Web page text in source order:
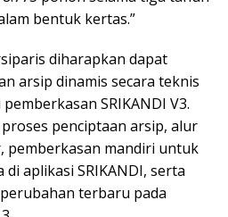
bentuk kertas.”
diharapkan dapat
arsip dinamis secara teknis
SRIKANDI V3.
penciptaan arsip, alur
pemberkasan mandiri untuk
aplikasi SRIKANDI, serta
terbaru pada